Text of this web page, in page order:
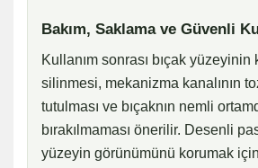
Bakım, Saklama ve Güvenli
Kullanım sonrası bıçak yüzeyinin
silinmesi, mekanizma kanalının
tutulması ve bıçaknın nemli
bırakılmaması önerilir. Desenli
yüzeyin görünümünü korumak için